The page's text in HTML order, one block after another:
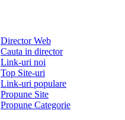
Director Web
Cauta in director
Link-uri noi
Top Site-uri
Link-uri populare
Propune Site
Propune Categorie